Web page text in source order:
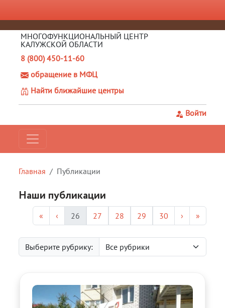
МНОГОФУНКЦИОНАЛЬНЫЙ ЦЕНТР
КАЛУЖСКОЙ ОБЛАСТИ
8 (800) 450-11-60
обращение в МФЦ
Найти ближайшие центры
Войти
Главная Публикации
Наши публикации
« ‹ 26 27 28 29 30 › »
Выберите рубрику: